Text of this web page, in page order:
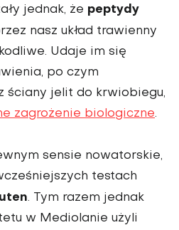
jednak, że peptydy
nasz układ trawienny
Udaje im się
po czym
ściany jelit do krwiobiegu,
zagrożenie biologiczne.
sensie nowatorskie,
testach
. Tym razem jednak
w Mediolanie użyli